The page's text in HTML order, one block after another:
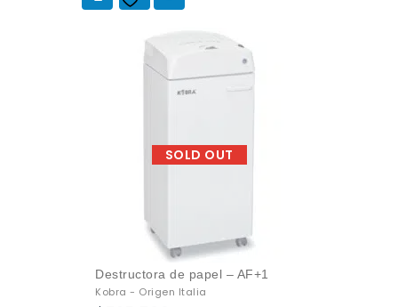
SOLD OUT
Destructora de papel – AF+1
Kobra - Origen Italia